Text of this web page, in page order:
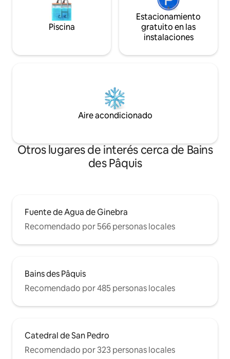
Piscina
Estacionamiento
gratuito en las
instalaciones
Aire acondicionado
Otros lugares de interés cerca de Bains
des Pâquis
Fuente de Agua de Ginebra
Recomendado por 566 personas locales
Bains des Pâquis
Recomendado por 485 personas locales
Catedral de San Pedro
Recomendado por 323 personas locales